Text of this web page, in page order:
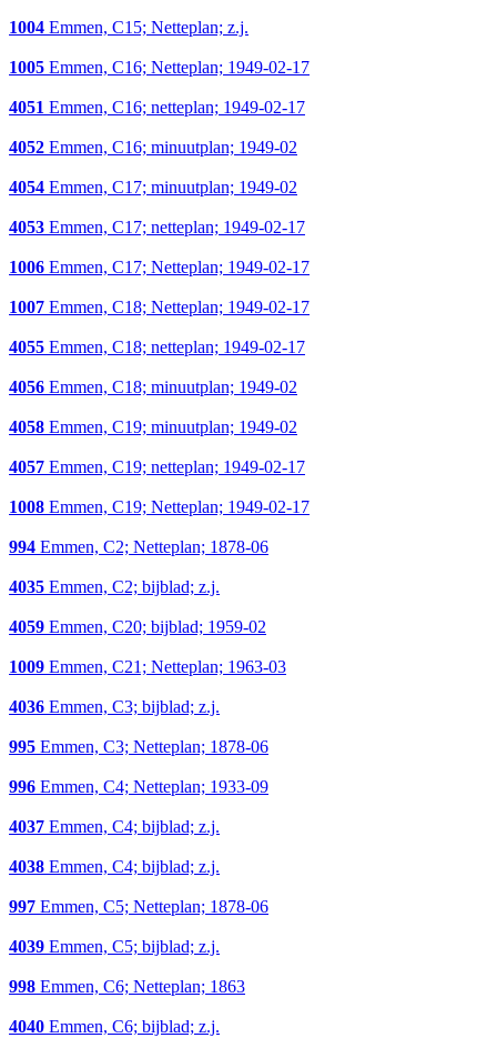
1004 Emmen, C15; Netteplan; z.j.
1005 Emmen, C16; Netteplan; 1949-02-17
4051 Emmen, C16; netteplan; 1949-02-17
4052 Emmen, C16; minuutplan; 1949-02
4054 Emmen, C17; minuutplan; 1949-02
4053 Emmen, C17; netteplan; 1949-02-17
1006 Emmen, C17; Netteplan; 1949-02-17
1007 Emmen, C18; Netteplan; 1949-02-17
4055 Emmen, C18; netteplan; 1949-02-17
4056 Emmen, C18; minuutplan; 1949-02
4058 Emmen, C19; minuutplan; 1949-02
4057 Emmen, C19; netteplan; 1949-02-17
1008 Emmen, C19; Netteplan; 1949-02-17
994 Emmen, C2; Netteplan; 1878-06
4035 Emmen, C2; bijblad; z.j.
4059 Emmen, C20; bijblad; 1959-02
1009 Emmen, C21; Netteplan; 1963-03
4036 Emmen, C3; bijblad; z.j.
995 Emmen, C3; Netteplan; 1878-06
996 Emmen, C4; Netteplan; 1933-09
4037 Emmen, C4; bijblad; z.j.
4038 Emmen, C4; bijblad; z.j.
997 Emmen, C5; Netteplan; 1878-06
4039 Emmen, C5; bijblad; z.j.
998 Emmen, C6; Netteplan; 1863
4040 Emmen, C6; bijblad; z.j.